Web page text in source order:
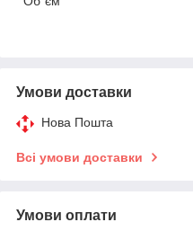
Умови доставки
Нова Пошта
Всі умови доставки
Умови оплати